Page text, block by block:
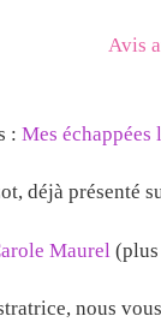
Avis
: Mes échappées
déjà présenté
Maurel
nous